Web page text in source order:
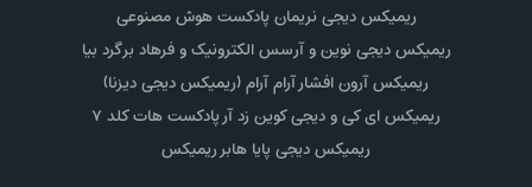
ریمیکس دیجی نریمان پادکست هوش مصنوعی
ریمیکس دیجی نوین و آرسس الکترونیک و فرهاد برگرد بیا
ریمیکس آرون افشار آرام آرام (ریمیکس دیجی دیزنا)
ریمیکس ای کی و دیجی کوین زد آر پادکست هات کلد ۷
ریمیکس دیجی پایا هابر ریمیکس